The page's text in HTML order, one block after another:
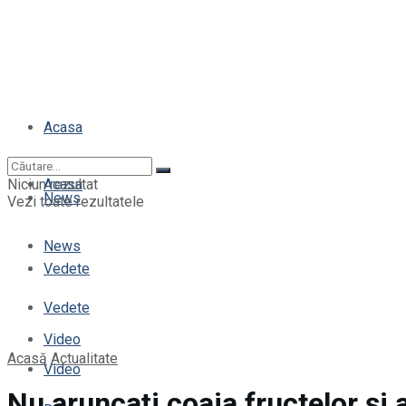
Acasa
News
Vedete
Video
Acasa
News
Vedete
Video
Niciun rezultat
Vezi toate rezultatele
Acasă Actualitate